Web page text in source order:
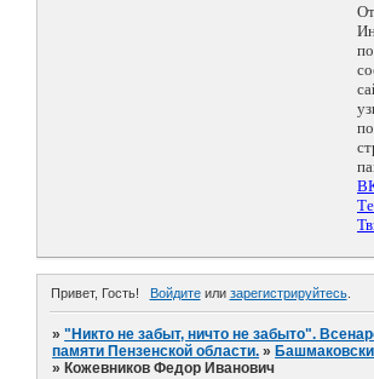
Привет, Гость! Войдитеили зарегистрируйтесь.
»"Никто не забыт, ничто не забыто".
памяти Пензенской области. »
» Кожевников Федор Иванович